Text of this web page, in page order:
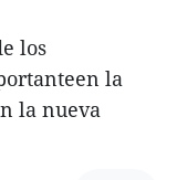
los
la
la nueva